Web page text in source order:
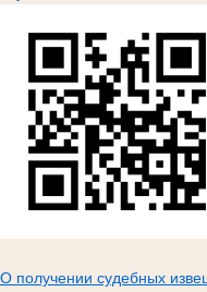
О получении судебных